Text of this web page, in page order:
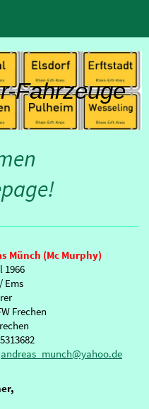
Fahrzeuge
Münch (Mc Murphy)
1966
Ems
Frechen
andreas_munch@yahoo.de